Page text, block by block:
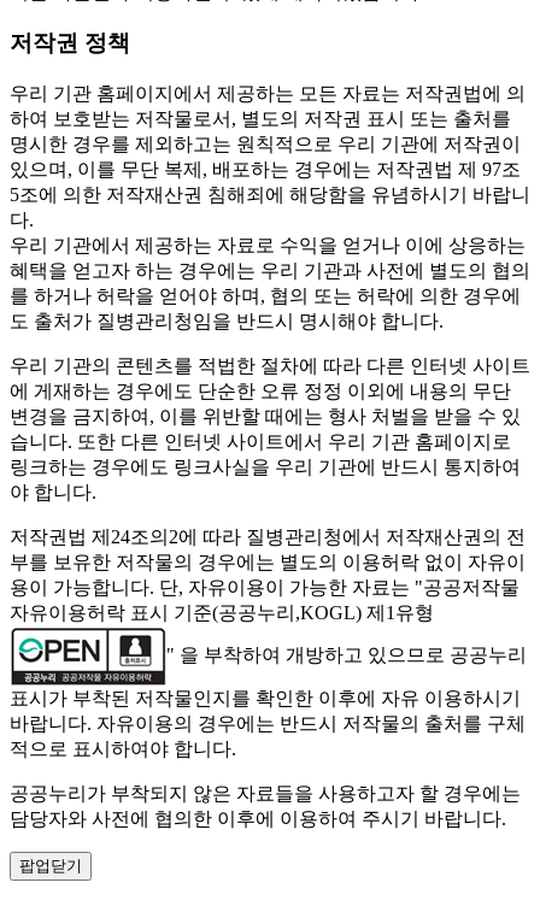
저작권 정책
우리 기관 홈페이지에서 제공하는 모든 자료는 저작권법에 의
하여 보호받는 저작물로서, 별도의 저작권 표시 또는 출처를
명시한 경우를 제외하고는 원칙적으로 우리 기관에 저작권이
있으며, 이를 무단 복제, 배포하는 경우에는 저작권법 제 97조
5조에 의한 저작재산권 침해죄에 해당함을 유념하시기 바랍니
다.
우리 기관에서 제공하는 자료로 수익을 얻거나 이에 상응하는
혜택을 얻고자 하는 경우에는 우리 기관과 사전에 별도의 협의
를 하거나 허락을 얻어야 하며, 협의 또는 허락에 의한 경우에
도 출처가 질병관리청임을 반드시 명시해야 합니다.
우리 기관의 콘텐츠를 적법한 절차에 따라 다른 인터넷 사이트
에 게재하는 경우에도 단순한 오류 정정 이외에 내용의 무단
변경을 금지하여, 이를 위반할 때에는 형사 처벌을 받을 수 있
습니다. 또한 다른 인터넷 사이트에서 우리 기관 홈페이지로
링크하는 경우에도 링크사실을 우리 기관에 반드시 통지하여
야 합니다.
저작권법 제24조의2에 따라 질병관리청에서 저작재산권의 전
부를 보유한 저작물의 경우에는 별도의 이용허락 없이 자유이
용이 가능합니다. 단, 자유이용이 가능한 자료는 "공공저작물
자유이용허락 표시 기준(공공누리,KOGL) 제1유형
" 을 부착하여 개방하고 있으므로 공공누리
표시가 부착된 저작물인지를 확인한 이후에 자유 이용하시기
바랍니다. 자유이용의 경우에는 반드시 저작물의 출처를 구체
적으로 표시하여야 합니다.
공공누리가 부착되지 않은 자료들을 사용하고자 할 경우에는
담당자와 사전에 협의한 이후에 이용하여 주시기 바랍니다.
팝업닫기